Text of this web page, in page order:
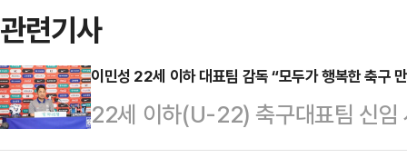
관련기사
이민성 22세 이하 대표팀 감독 “모두가 행복한 축구
22세 이하(U-22) 축구대표팀 신임
두가 행복한 축구를 만들겠다고 다